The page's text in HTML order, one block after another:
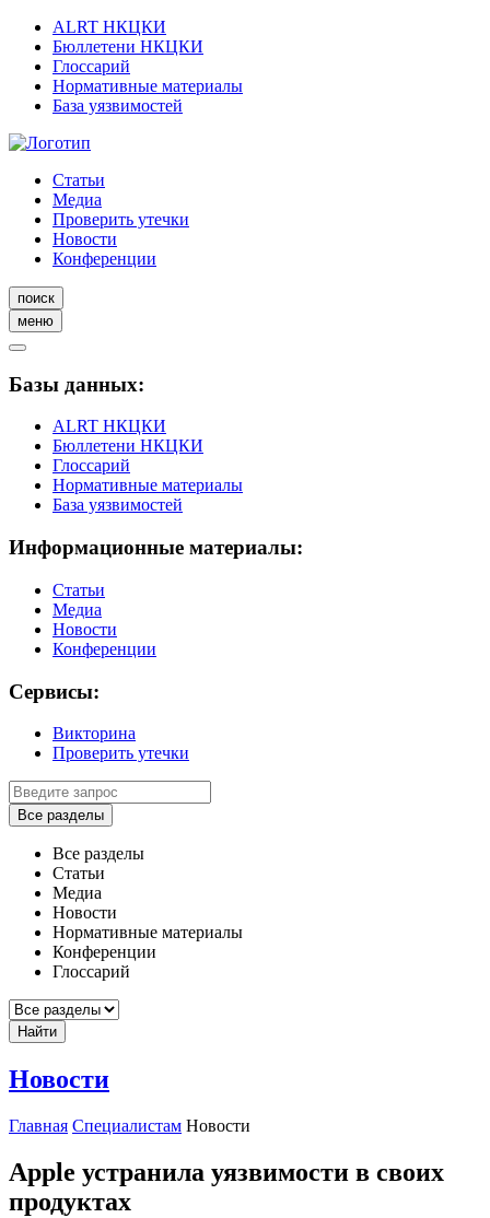
ALRT НКЦКИ
Бюллетени НКЦКИ
Глоссарий
Нормативные материалы
База уязвимостей
Статьи
Медиа
Проверить утечки
Новости
Конференции
поиск
меню
Базы данных:
ALRT НКЦКИ
Бюллетени НКЦКИ
Глоссарий
Нормативные материалы
База уязвимостей
Информационные материалы:
Статьи
Медиа
Новости
Конференции
Сервисы:
Викторина
Проверить утечки
Все разделы
Все разделы
Статьи
Медиа
Новости
Нормативные материалы
Конференции
Глоссарий
Найти
Новости
Главная Специалистам Новости
Apple устранила уязвимости в своих
продуктах